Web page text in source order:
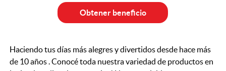
Obtener beneficio
Haciendo tus días más alegres y divertidos desde hace más
de 10 años . Conocé toda nuestra variedad de productos en